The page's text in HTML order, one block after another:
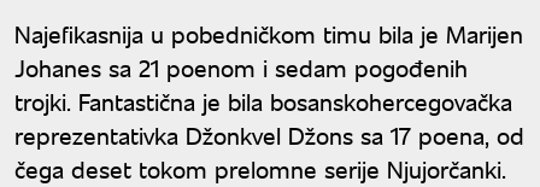
Najefikasnija u pobedničkom timu bila je Marijen
Johanes sa 21 poenom i sedam pogođenih
trojki. Fantastična je bila bosanskohercegovačka
reprezentativka Džonkvel Džons sa 17 poena, od
čega deset tokom prelomne serije Njujorčanki.